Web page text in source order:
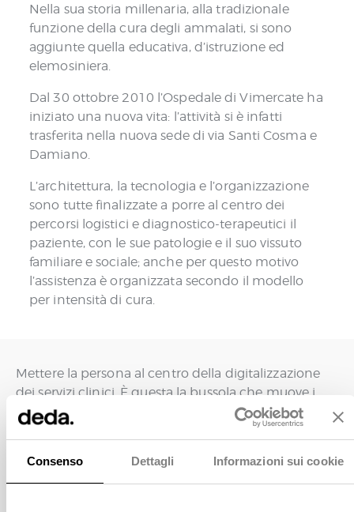
Consenso Dettagli Informazioni sui cookie
Nella sua storia millenaria, alla tradizionale
funzione della cura degli ammalati, si sono
aggiunte quella educativa, d’istruzione ed
elemosiniera.
Dal 30 ottobre 2010 l’Ospedale di Vimercate ha
iniziato una nuova vita: l’attività si è infatti
trasferita nella nuova sede di via Santi Cosma e
Damiano.
L’architettura, la tecnologia e l’organizzazione
sono tutte finalizzate a porre al centro dei
percorsi logistici e diagnostico-terapeutici il
paziente, con le sue patologie e il suo vissuto
familiare e sociale; anche per questo motivo
l’assistenza è organizzata secondo il modello
per intensità di cura.
Mettere la persona al centro della digitalizzazione
dei servizi clinici. È questa la bussola che muove i
piani di innovazione dell’ASST di Vimercate.
Per l’Azienda Sanitaria, l’obiettivo non è quello di
limitarsi a ricercare la riduzione dei costi e
l’efficientamento dei servizi, ma anche dicostruire